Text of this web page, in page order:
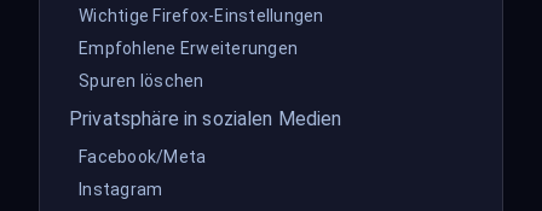
Wichtige Firefox-Einstellungen
Empfohlene Erweiterungen
Spuren löschen
Privatsphäre in sozialen Medien
Facebook/Meta
Instagram